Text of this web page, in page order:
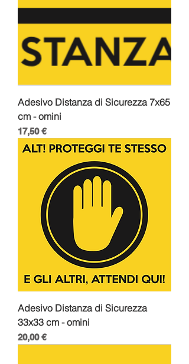
Adesivo Distanza di Sicurezza 7x65
cm - omini
Prezzo
17,50 €
Adesivo Distanza di Sicurezza
33x33 cm - omini
Prezzo
20,00 €